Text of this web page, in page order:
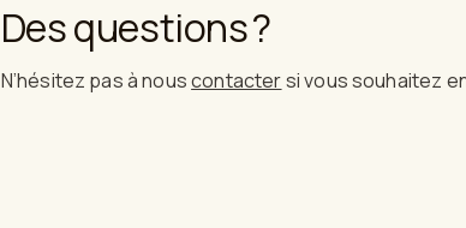
Des questions ?
N’hésitez pas à nouscontactersi vous souhaitez